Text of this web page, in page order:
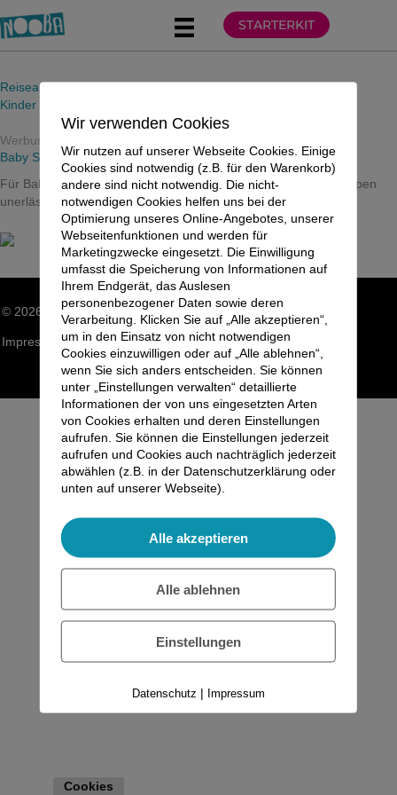
Inhalt
springen
STARTERKIT
Reiseausrüstung
Kinder
Werbung
Baby Schirmmütze
Für Babys die der Sonnenstrahlung ausgesetzt sind. In den Tropen
unerlässlich.
© 2026 NOOBA GLOBAL LIFE LLP. Alle Rechte vorbehalten.
Impressum| Datenschutzerklärung|Sitemap
Cookies
Wir verwenden Cookies
Wir nutzen auf unserer Webseite Cookies. Einige
Cookies sind notwendig (z.B. für den Warenkorb)
andere sind nicht notwendig. Die nicht-
notwendigen Cookies helfen uns bei der
Optimierung unseres Online-Angebotes, unserer
Webseitenfunktionen und werden für
Marketingzwecke eingesetzt. Die Einwilligung
umfasst die Speicherung von Informationen auf
Ihrem Endgerät, das Auslesen
personenbezogener Daten sowie deren
Verarbeitung. Klicken Sie auf „Alle akzeptieren“,
um in den Einsatz von nicht notwendigen
Cookies einzuwilligen oder auf „Alle ablehnen“,
wenn Sie sich anders entscheiden. Sie können
unter „Einstellungen verwalten“ detaillierte
Informationen der von uns eingesetzten Arten
von Cookies erhalten und deren Einstellungen
aufrufen. Sie können die Einstellungen jederzeit
aufrufen und Cookies auch nachträglich jederzeit
abwählen (z.B. in der Datenschutzerklärung oder
unten auf unserer Webseite).
Alle akzeptieren
Alle ablehnen
Einstellungen
Datenschutz | Impressum